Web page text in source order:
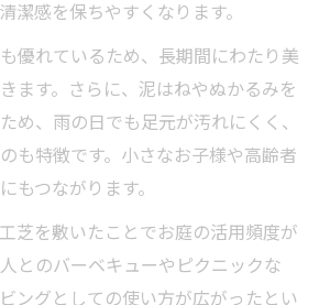
じた美しいお庭の実現方法
で人工芝を取り入れた美しい庭の
外構工事で実現する美観と機能性
人工芝で美しい庭を維持するコ
活かす外構工事の実践的な方法解
潔感を保ちやすくなります。
優れているため、長期間にわたり美
ます。さらに、泥はねやぬかるみを
め、雨の日でも足元が汚れにくく、
も特徴です。小さなお子様や高齢者
もつながります。
芝を敷いたことでお庭の活用頻度が
とのバーベキューやピクニックな
ングとしての使い方が広がったとい